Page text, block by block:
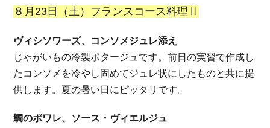
８月23日（土）フランスコース料理Ⅱ
ヴィシソワーズ、コンソメジュレ添え
じゃがいもの冷製ポタージュです。前日の実習で作成し
たコンソメを冷やし固めてジュレ状にしたものと共に提
供します。夏の暑い日にピッタリです。
鯛のポワレ、ソース・ヴィエルジュ